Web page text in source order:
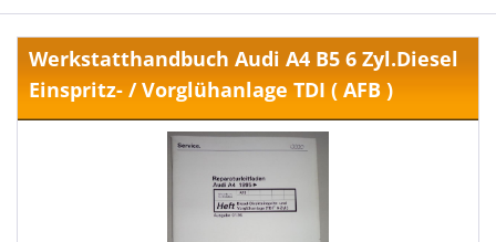
Werkstatthandbuch Audi A4 B5 6 Zyl.Diesel
Einspritz- / Vorglühanlage TDI ( AFB )